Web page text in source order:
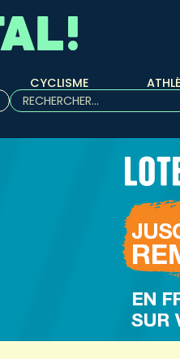
CYCLISME
Rechercher :